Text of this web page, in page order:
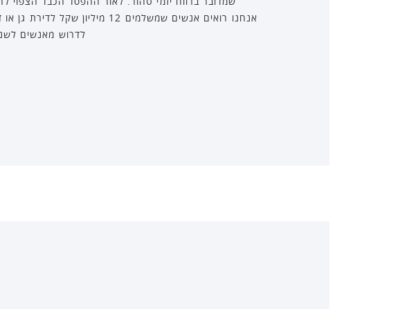
אנחנו רואים אנשים שמשלמים
לדרוש מאנשים